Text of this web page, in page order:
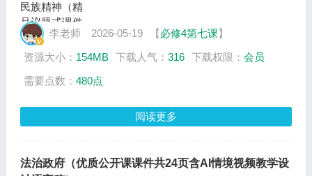
李老师 2026-05-19 【必修4第七课】
资源大小： 154MB 下载人气： 316 下载权限： 会员
需要点数： 480点
阅读更多
法治政府（优质公开课课件共24页含AI情境视频教学设